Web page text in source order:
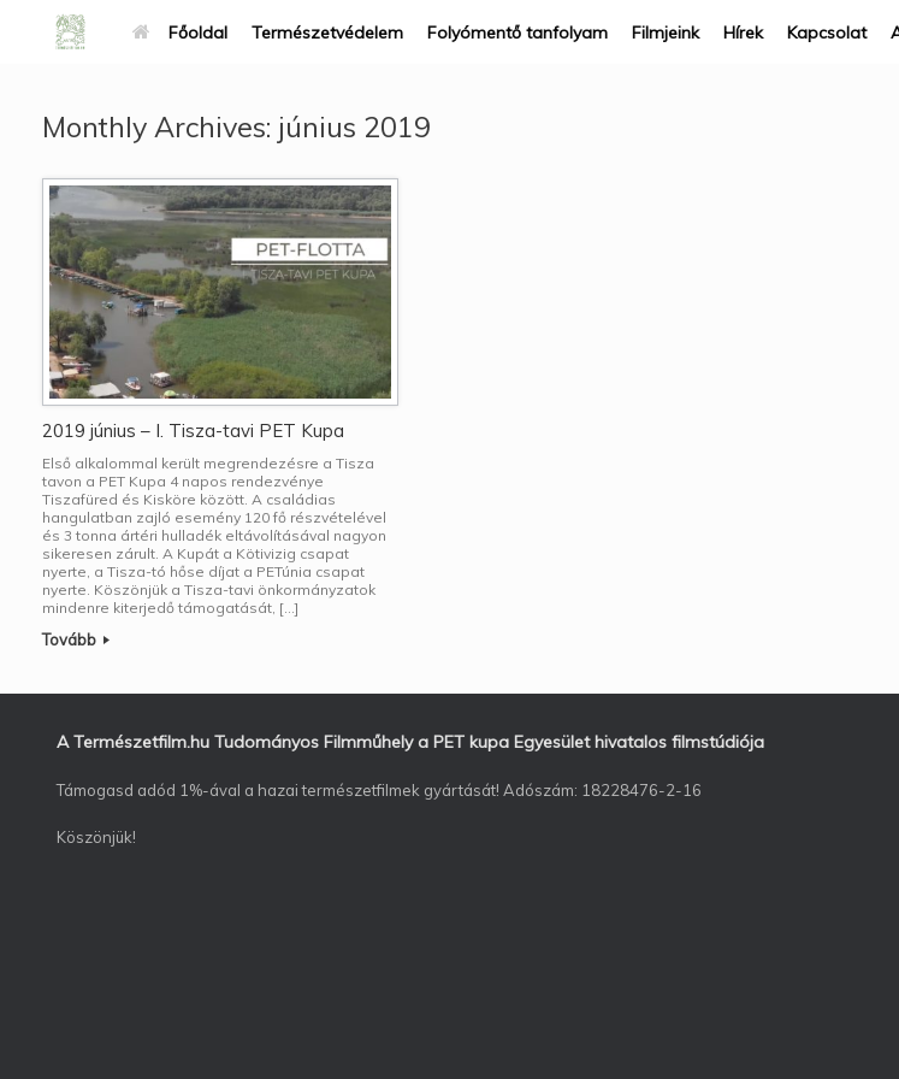
Főoldal Természetvédelem Folyómentő tanfolyam Filmjeink Hírek Kapcsolat
Monthly Archives: június 2019
2019 június – I. Tisza-tavi PET Kupa
Első alkalommal került megrendezésre a Tisza
tavon a PET Kupa 4 napos rendezvénye
Tiszafüred és Kisköre között. A családias
hangulatban zajló esemény 120 fő részvételével
és 3 tonna ártéri hulladék eltávolításával nagyon
sikeresen zárult. A Kupát a Kötivizig csapat
nyerte, a Tisza-tó hőse díjat a PETúnia csapat
nyerte. Köszönjük a Tisza-tavi önkormányzatok
mindenre kiterjedő támogatását, […]
Tovább
A Természetfilm.hu Tudományos Filmműhely a PET kupa Egyesület hivatalos filmstúdiója
Támogasd adód 1%-ával a hazai természetfilmek gyártását! Adószám: 18228476-2-16
Köszönjük!